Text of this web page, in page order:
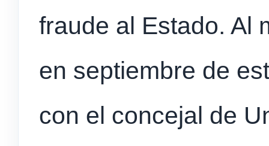
fraude al Estado. Al
en septiembre de
con el concejal de